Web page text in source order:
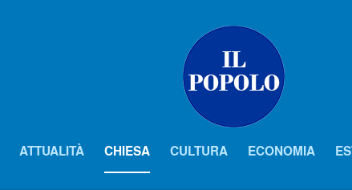
ATTUALITÀ CHIESA CULTURA ECONOMIA